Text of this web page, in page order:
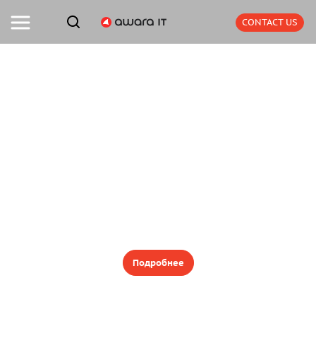
CONTACT US
Подробнее